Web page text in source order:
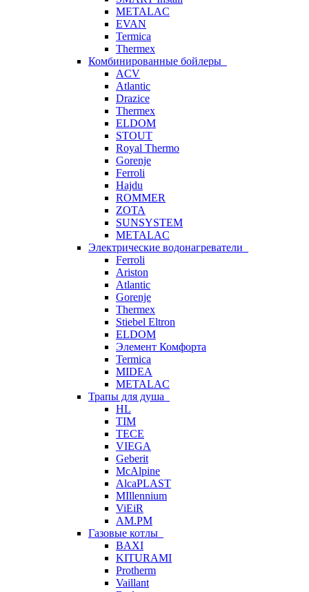
METALAC
EVAN
Termica
Thermex
Комбинированные бойлеры
ACV
Atlantic
Drazice
Thermex
ELDOM
STOUT
Royal Thermo
Gorenje
Ferroli
Hajdu
ROMMER
ZOTA
SUNSYSTEM
METALAC
Электрические водонагреватели
Ferroli
Ariston
Atlantic
Gorenje
Thermex
Stiebel Eltron
ELDOM
Элемент Комфорта
Termica
MIDEA
METALAC
Трапы для душа
HL
TIM
TECE
VIEGA
Geberit
McAlpine
AlcaPLAST
MIllennium
ViEiR
AM.PM
Газовые котлы
BAXI
KITURAMI
Protherm
Vaillant